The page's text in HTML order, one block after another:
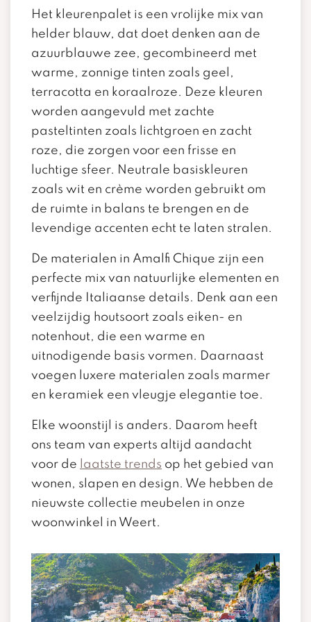
Het kleurenpalet is een vrolijke mix van
helder blauw, dat doet denken aan de
azuurblauwe zee, gecombineerd met
warme, zonnige tinten zoals geel,
terracotta en koraalroze. Deze kleuren
worden aangevuld met zachte
pasteltinten zoals lichtgroen en zacht
roze, die zorgen voor een frisse en
luchtige sfeer. Neutrale basiskleuren
zoals wit en crème worden gebruikt om
de ruimte in balans te brengen en de
levendige accenten echt te laten stralen.
De materialen in Amalfi Chique zijn een
perfecte mix van natuurlijke elementen en
verfijnde Italiaanse details. Denk aan een
veelzijdig houtsoort zoals eiken- en
notenhout, die een warme en
uitnodigende basis vormen. Daarnaast
voegen luxere materialen zoals marmer
en keramiek een vleugje elegantie toe.
Elke woonstijl is anders. Daarom heeft
ons team van experts altijd aandacht
voor de
laatste trends op het gebied van
wonen, slapen en design. We hebben de
nieuwste collectie meubelen in onze
woonwinkel in Weert.